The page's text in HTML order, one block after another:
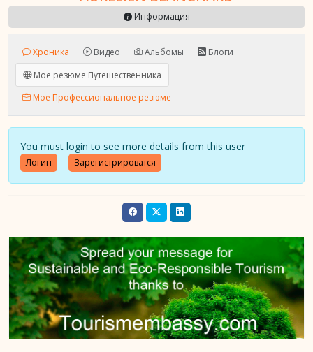
Информация
Хроника Видео Альбомы
Блоги
Мое резюме Путешественника
Мое Профессиональное резюме
You must login to see more details from this user
Логин Зарегистрироватся